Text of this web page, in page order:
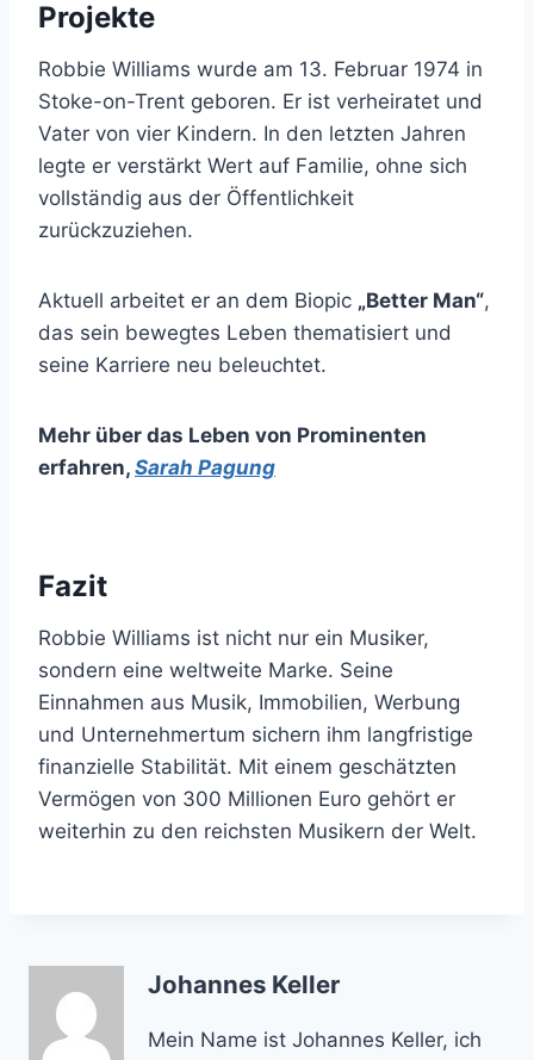
Projekte
Robbie Williams wurde am 13. Februar 1974 in
Stoke-on-Trent geboren. Er ist verheiratet und
Vater von vier Kindern. In den letzten Jahren
legte er verstärkt Wert auf Familie, ohne sich
vollständig aus der Öffentlichkeit
zurückzuziehen.
Aktuell arbeitet er an dem Biopic „Better Man“,
das sein bewegtes Leben thematisiert und
seine Karriere neu beleuchtet.
Mehr über das Leben von Prominenten
erfahren, Sarah Pagung
Fazit
Robbie Williams ist nicht nur ein Musiker,
sondern eine weltweite Marke. Seine
Einnahmen aus Musik, Immobilien, Werbung
und Unternehmertum sichern ihm langfristige
finanzielle Stabilität. Mit einem geschätzten
Vermögen von 300 Millionen Euro gehört er
weiterhin zu den reichsten Musikern der Welt.
Johannes Keller
Mein Name ist Johannes Keller, ich